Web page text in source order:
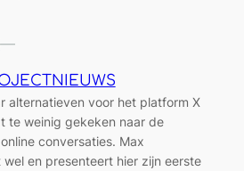
—
alternatieven voor het platform X
te weinig gekeken naar de
conversaties. Max
en presenteert hier zijn eerste